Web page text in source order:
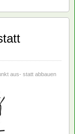
in
man aus
Was können
in die Wege